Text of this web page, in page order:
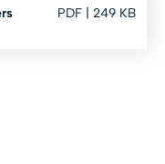
PDF | 249 KB